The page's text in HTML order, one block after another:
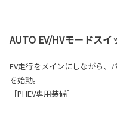
AUTO EV/HVモードスイ
EV走行をメインにしながら、
を始動。
［PHEV専用装備］